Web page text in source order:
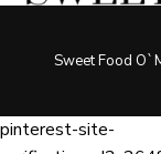
Sweet Food
pinterest-site-